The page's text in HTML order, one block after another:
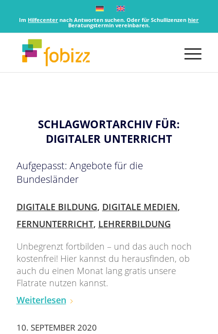
Im Hilfecenter nach Antworten suchen. Oder für Schullizenzenhier
Beratungstermin vereinbaren.
SCHLAGWORTARCHIV FÜR:
DIGITALER UNTERRICHT
Aufgepasst: Angebote für die
Bundesländer
DIGITALE BILDUNG, DIGITALE MEDIEN,
FERNUNTERRICHT, LEHRERBILDUNG
Unbegrenzt fortbilden – und das auch noch
kostenfrei! Hier kannst du herausfinden, ob
auch du einen Monat lang gratis unsere
Flatrate nutzen kannst.
Weiterlesen
10. SEPTEMBER 2020